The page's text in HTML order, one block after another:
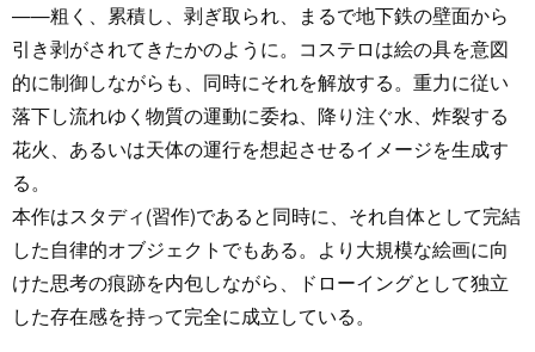
——粗く、累積し、剥ぎ取られ、まるで地下鉄の壁面から
引き剥がされてきたかのように。コステロは絵の具を意図
的に制御しながらも、同時にそれを解放する。重力に従い
落下し流れゆく物質の運動に委ね、降り注ぐ水、炸裂する
花火、あるいは天体の運行を想起させるイメージを生成す
る。
本作はスタディ(習作)であると同時に、それ自体として完結
した自律的オブジェクトでもある。より大規模な絵画に向
けた思考の痕跡を内包しながら、ドローイングとして独立
した存在感を持って完全に成立している。